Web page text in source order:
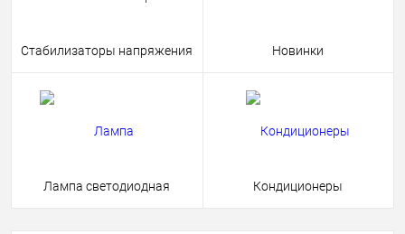
Стабилизаторы напряжения Новинки
Лампа светодиодная Кондиционеры